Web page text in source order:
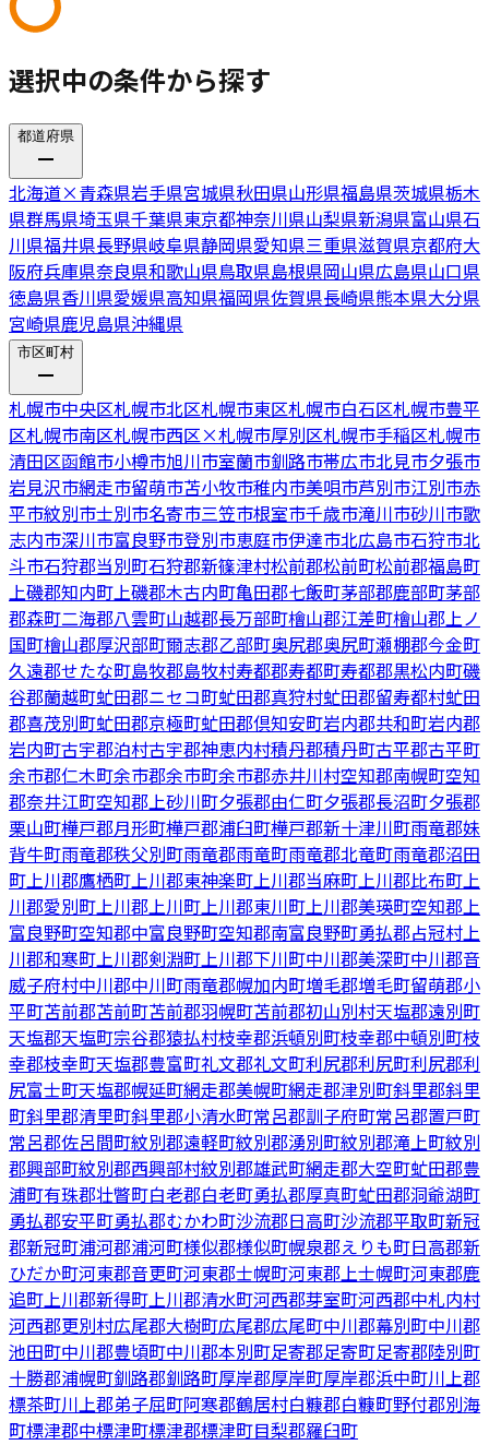
選択中の条件から探す
都道府県
北海道×青森県岩手県宮城県秋田県山形県福島県茨城県栃木
県群馬県埼玉県千葉県東京都神奈川県山梨県新潟県富山県石
川県福井県長野県岐阜県静岡県愛知県三重県滋賀県京都府大
阪府兵庫県奈良県和歌山県鳥取県島根県岡山県広島県山口県
徳島県香川県愛媛県高知県福岡県佐賀県長崎県熊本県大分県
宮崎県鹿児島県沖縄県
市区町村
札幌市中央区札幌市北区札幌市東区札幌市白石区札幌市豊平
区札幌市南区札幌市西区×札幌市厚別区札幌市手稲区札幌市
清田区函館市小樽市旭川市室蘭市釧路市帯広市北見市夕張市
岩見沢市網走市留萌市苫小牧市稚内市美唄市芦別市江別市赤
平市紋別市士別市名寄市三笠市根室市千歳市滝川市砂川市歌
志内市深川市富良野市登別市恵庭市伊達市北広島市石狩市北
斗市石狩郡当別町石狩郡新篠津村松前郡松前町松前郡福島町
上磯郡知内町上磯郡木古内町亀田郡七飯町茅部郡鹿部町茅部
郡森町二海郡八雲町山越郡長万部町檜山郡江差町檜山郡上ノ
国町檜山郡厚沢部町爾志郡乙部町奥尻郡奥尻町瀬棚郡今金町
久遠郡せたな町島牧郡島牧村寿都郡寿都町寿都郡黒松内町磯
谷郡蘭越町虻田郡ニセコ町虻田郡真狩村虻田郡留寿都村虻田
郡喜茂別町虻田郡京極町虻田郡倶知安町岩内郡共和町岩内郡
岩内町古宇郡泊村古宇郡神恵内村積丹郡積丹町古平郡古平町
余市郡仁木町余市郡余市町余市郡赤井川村空知郡南幌町空知
郡奈井江町空知郡上砂川町夕張郡由仁町夕張郡長沼町夕張郡
栗山町樺戸郡月形町樺戸郡浦臼町樺戸郡新十津川町雨竜郡妹
背牛町雨竜郡秩父別町雨竜郡雨竜町雨竜郡北竜町雨竜郡沼田
町上川郡鷹栖町上川郡東神楽町上川郡当麻町上川郡比布町上
川郡愛別町上川郡上川町上川郡東川町上川郡美瑛町空知郡上
富良野町空知郡中富良野町空知郡南富良野町勇払郡占冠村上
川郡和寒町上川郡剣淵町上川郡下川町中川郡美深町中川郡音
威子府村中川郡中川町雨竜郡幌加内町増毛郡増毛町留萌郡小
平町苫前郡苫前町苫前郡羽幌町苫前郡初山別村天塩郡遠別町
天塩郡天塩町宗谷郡猿払村枝幸郡浜頓別町枝幸郡中頓別町枝
幸郡枝幸町天塩郡豊富町礼文郡礼文町利尻郡利尻町利尻郡利
尻富士町天塩郡幌延町網走郡美幌町網走郡津別町斜里郡斜里
町斜里郡清里町斜里郡小清水町常呂郡訓子府町常呂郡置戸町
常呂郡佐呂間町紋別郡遠軽町紋別郡湧別町紋別郡滝上町紋別
郡興部町紋別郡西興部村紋別郡雄武町網走郡大空町虻田郡豊
浦町有珠郡壮瞥町白老郡白老町勇払郡厚真町虻田郡洞爺湖町
勇払郡安平町勇払郡むかわ町沙流郡日高町沙流郡平取町新冠
郡新冠町浦河郡浦河町様似郡様似町幌泉郡えりも町日高郡新
ひだか町河東郡音更町河東郡士幌町河東郡上士幌町河東郡鹿
追町上川郡新得町上川郡清水町河西郡芽室町河西郡中札内村
河西郡更別村広尾郡大樹町広尾郡広尾町中川郡幕別町中川郡
池田町中川郡豊頃町中川郡本別町足寄郡足寄町足寄郡陸別町
十勝郡浦幌町釧路郡釧路町厚岸郡厚岸町厚岸郡浜中町川上郡
標茶町川上郡弟子屈町阿寒郡鶴居村白糠郡白糠町野付郡別海
町標津郡中標津町標津郡標津町目梨郡羅臼町